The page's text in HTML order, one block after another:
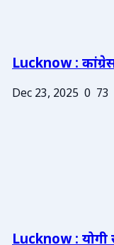
Lucknow :
Dec 23, 2025 0 73
Lucknow : योगी